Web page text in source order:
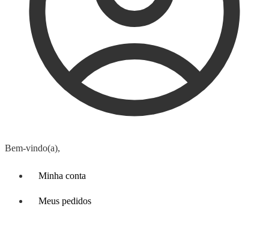
Bem-vindo(a),
Minha conta
Meus pedidos